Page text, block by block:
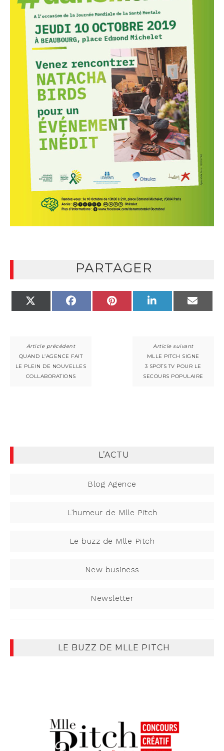
PARTAGER
(TWITTER)
FACEBOOK PINTEREST LINKEDIN
QUAND L’AGENCE FAIT
LE PLEIN DE NOUVELLES
COLLABORATIONS
MLLE PITCH SIGNE
3 SPOTS TV POUR LE
SECOURS POPULAIRE
L’ACTU
Blog Agence
L’humeur de Mlle Pitch
Le buzz de Mlle Pitch
New business
Newsletter
LE BUZZ DE MLLE PITCH